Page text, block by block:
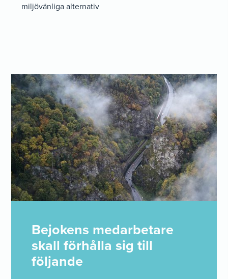
miljövänliga alternativ
Bejokens medarbetare
skall förhålla sig till
följande